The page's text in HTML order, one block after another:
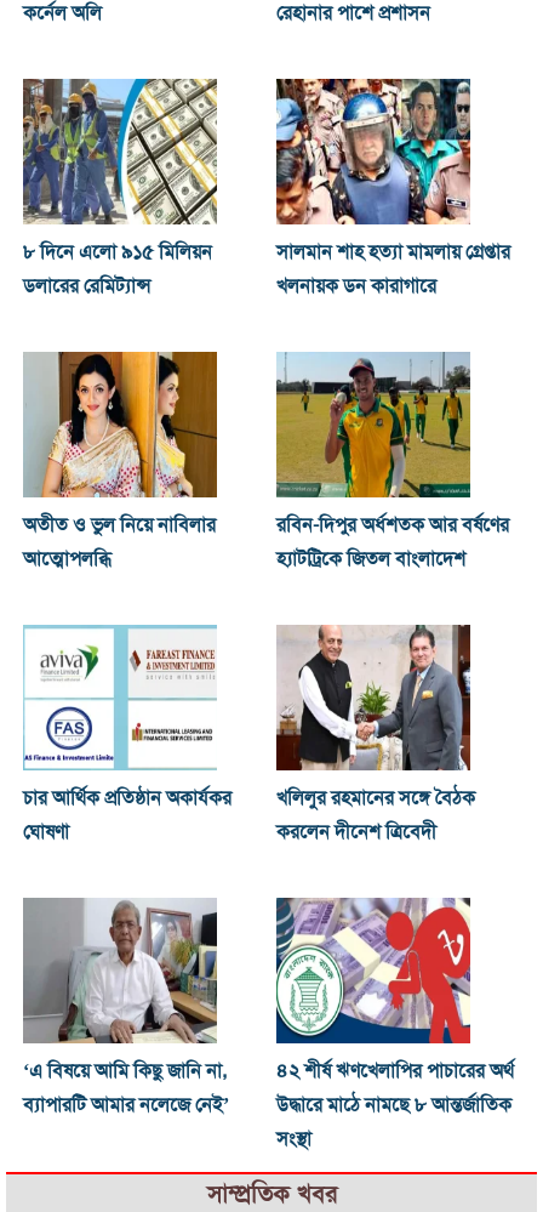
কর্নেল অলি
রেহানার পাশে প্রশাসন
৮ দিনে এলো ৯১৫ মিলিয়ন
ডলারের রেমিট্যান্স
সালমান শাহ হত্যা মামলায় গ্রেপ্তার
খলনায়ক ডন কারাগারে
অতীত ও ভুল নিয়ে নাবিলার
আত্মোপলব্ধি
রবিন-দিপুর অর্ধশতক আর বর্ষণের
হ্যাটট্রিকে জিতল বাংলাদেশ
চার আর্থিক প্রতিষ্ঠান অকার্যকর
ঘোষণা
খ‌লিলুর রহমানের সঙ্গে বৈঠক
করলেন দীনেশ ত্রিবেদী
‘এ বিষয়ে আমি কিছু জানি না,
ব্যাপারটি আমার নলেজে নেই’
৪২ শীর্ষ ঋণখেলাপির পাচারের অর্থ
উদ্ধারে মাঠে নামছে ৮ আন্তর্জাতিক
সংস্থা
সাম্প্রতিক খবর